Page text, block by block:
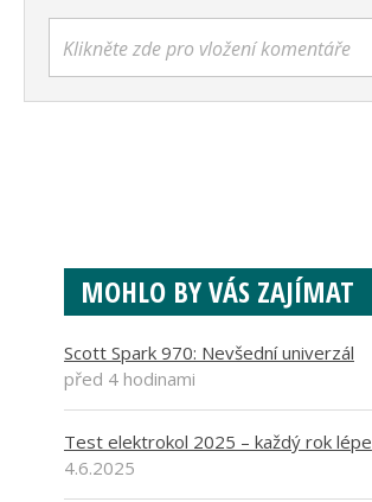
Klikněte zde pro vložení komentáře
MOHLO BY VÁS ZAJÍMAT
Scott Spark 970: Nevšední univerzál
před 4 hodinami
Test elektrokol 2025 – každý rok lépe
4.6.2025